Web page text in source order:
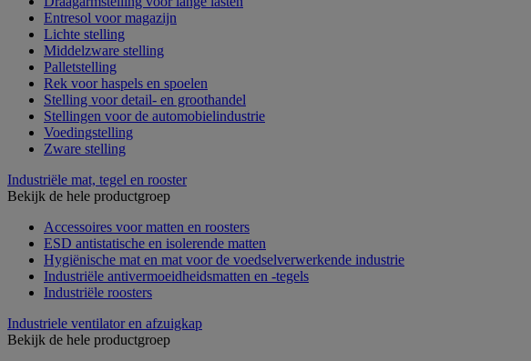
Entresol voor magazijn
Lichte stelling
Middelzware stelling
Palletstelling
Rek voor haspels en spoelen
Stelling voor detail- en groothandel
Stellingen voor de automobielindustrie
Voedingstelling
Zware stelling
Industriële mat, tegel en rooster
Bekijk de hele productgroep
Accessoires voor matten en roosters
ESD antistatische en isolerende matten
Hygiënische mat en mat voor de voedselverwerkende industrie
Industriële antivermoeidheidsmatten en -tegels
Industriële roosters
Industriele ventilator en afzuigkap
Bekijk de hele productgroep